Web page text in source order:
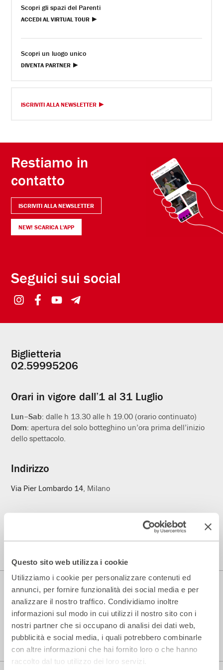
Questo sito web utilizza i cookie
Utilizziamo i cookie per personalizzare contenuti ed
annunci, per fornire funzionalità dei social media e per
analizzare il nostro traffico. Condividiamo inoltre
informazioni sul modo in cui utilizzi il nostro sito con i
nostri partner che si occupano di analisi dei dati web,
pubblicità e social media, i quali potrebbero combinarle
con altre informazioni che hai fornito loro o che hanno
raccolto dal tuo utilizzo dei loro servizi.
Scopri gli spazi del Parenti
ACCEDI AL VIRTUAL TOUR
Scopri un luogo unico
DIVENTA PARTNER
ISCRIVITI ALLA NEWSLETTER
Restiamo in
contatto
ISCRIVITI ALLA NEWSLETTER
NEW! SCARICA L'APP
Seguici sui social
Informazioni
utili
Biglietteria
02.59995206
Orari in vigore dall’1 al 31 Luglio
Lun–Sab:dalle h 13.30 alle h 19.00 (orario continuato)
Dom:apertura del solo botteghino un’ora prima dell’inizio
dello spettacolo.
Indirizzo
Via Pier Lombardo 14 , Milano
Fondato e diretto dal 1972 da Andrée Ruth Shammah